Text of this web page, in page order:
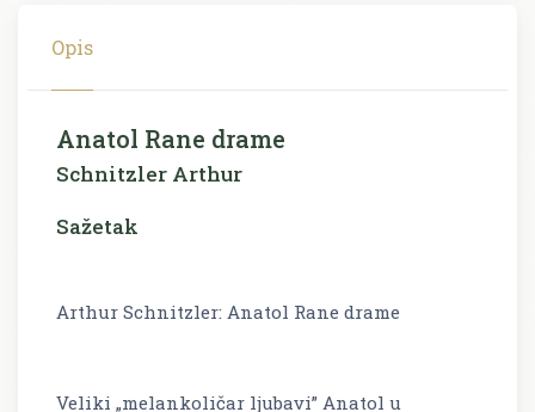
Opis
Anatol Rane drame
Schnitzler Arthur
Sažetak
Arthur Schnitzler: Anatol Rane drame
Veliki „melankoličar ljubavi” Anatol u